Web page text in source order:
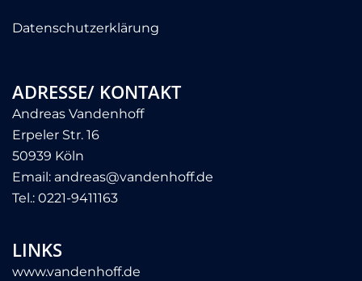
Datenschutzerklärung
ADRESSE/ KONTAKT
Andreas Vandenhoff
Erpeler Str. 16
50939 Köln
Email: andreas@vandenhoff.de
Tel.: 0221-9411163
LINKS
www.vandenhoff.de